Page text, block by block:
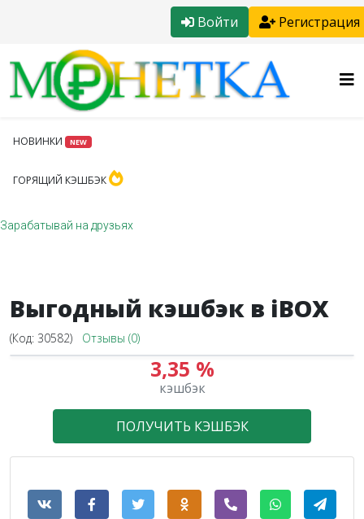
Войти Регистрация
НОВИНКИ NEW
ГОРЯЩИЙ КЭШБЭК
Зарабатывай на друзьях
Выгодный кэшбэк в iBOX
(Код: 30582) Отзывы (0)
3,35 %
кэшбэк
ПОЛУЧИТЬ КЭШБЭК